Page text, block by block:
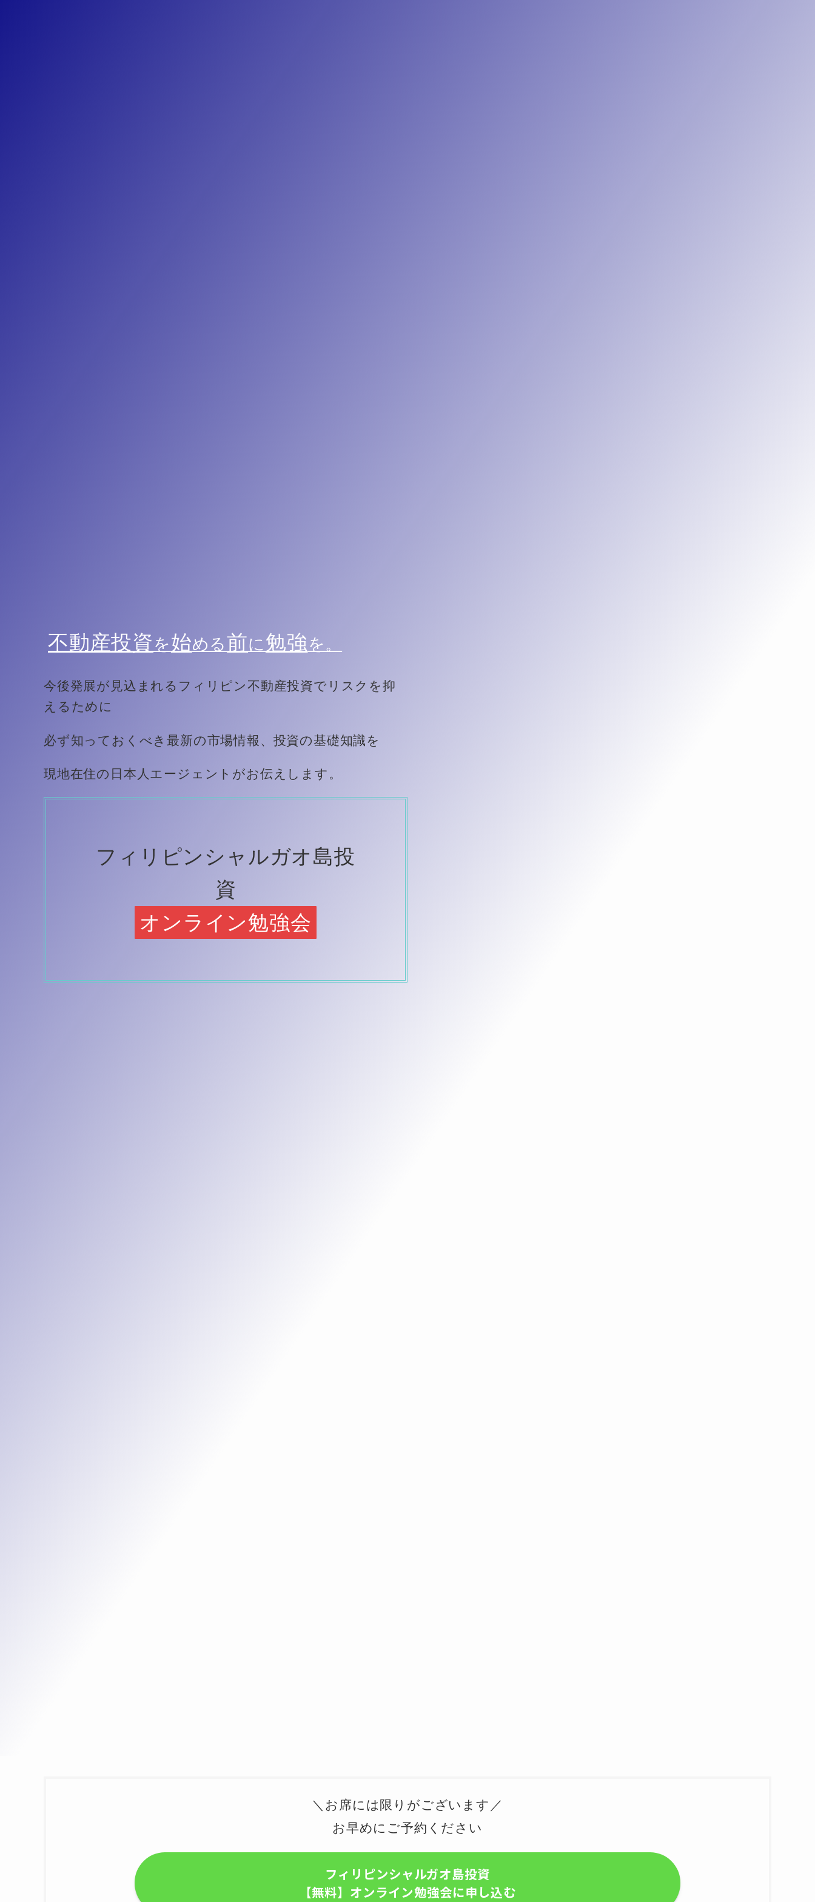
不動産投資 を始める前に勉強 を。
今後発展が見込まれるフィリピン不動産投資でリスクを抑
えるために
必ず知っておくべき最新の市場情報、投資の基礎知識を
現地在住の日本人エージェントがお伝えします。
フィリピンシャルガオ島投
資
オンライン勉強会
＼お席には限りがございます／
お早めにご予約ください
フィリピンシャルガオ島投資
【無料】オンライン勉強会に申し込む